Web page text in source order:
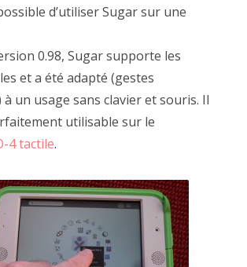
d’utiliser Sugar sur une
0.98, Sugar supporte les
et a été adapté (gestes
à un usage sans clavier et souris. Il
utilisable sur le
4 tactile.